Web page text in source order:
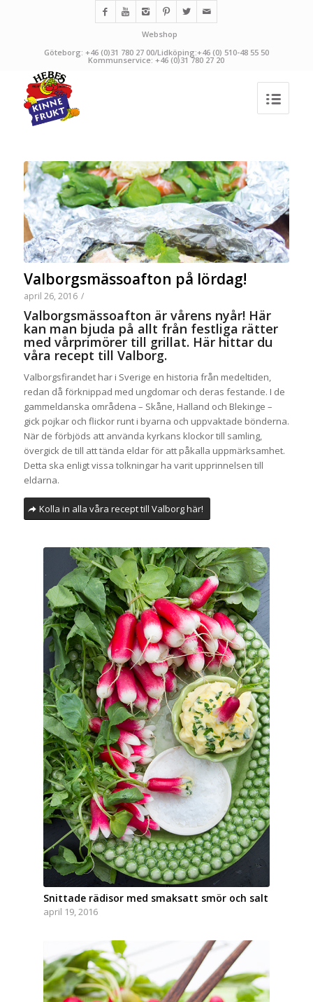
Webshop
Göteborg: +46 (0)31 780 27 00/Lidköping:+46 (0) 510-48 55 50
Kommunservice: +46 (0)31 780 27 20
Valborgsmässoafton på lördag!
april 26, 2016 /
Valborgsmässoafton är vårens nyår! Här
kan man bjuda på allt från festliga rätter
med vårprimörer till grillat. Här hittar du
våra recept till Valborg.
Valborgsfirandet har i Sverige en historia från medeltiden,
redan då förknippad med ungdomar och deras festande. I de
gammeldanska områdena – Skåne, Halland och Blekinge –
gick pojkar och flickor runt i byarna och uppvaktade bönderna.
När de förbjöds att använda kyrkans klockor till samling,
övergick de till att tända eldar för att påkalla uppmärksamhet.
Detta ska enligt vissa tolkningar ha varit upprinnelsen till
eldarna.
Kolla in alla våra recept till Valborg här!
Snabbstekt lamm med kronärtskockor, citron
& vitlök